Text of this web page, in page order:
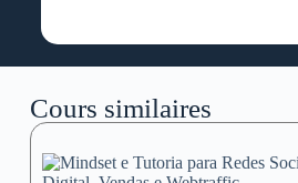
Cours similaires